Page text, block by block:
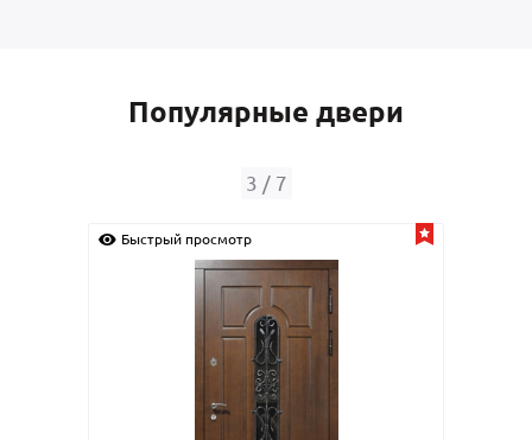
Популярные двери
4 / 7
Быстрый просмотр